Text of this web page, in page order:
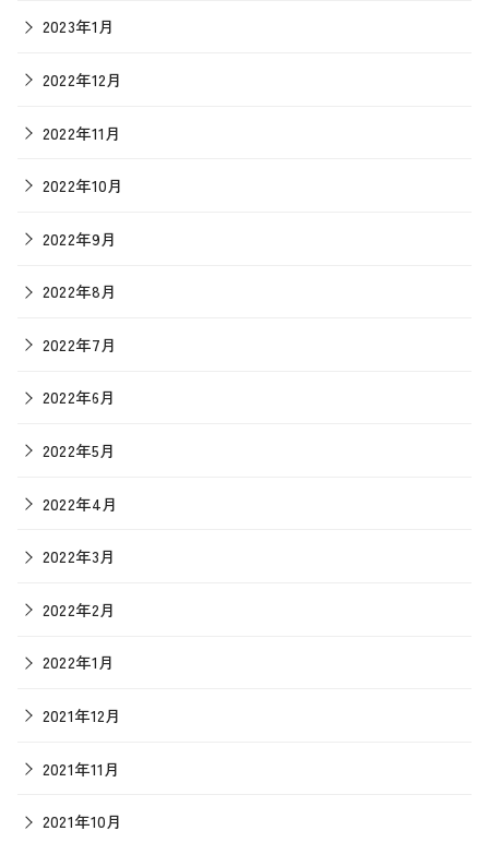
2023年1月
2022年12月
2022年11月
2022年10月
2022年9月
2022年8月
2022年7月
2022年6月
2022年5月
2022年4月
2022年3月
2022年2月
2022年1月
2021年12月
2021年11月
2021年10月